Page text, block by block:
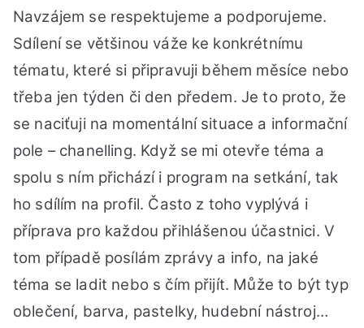
Navzájem se respektujeme a podporujeme.
Sdílení se většinou váže ke konkrétnímu
tématu, které si připravuji během měsíce nebo
třeba jen týden či den předem. Je to proto, že
se naciťuji na momentální situace a informační
pole – chanelling. Když se mi otevře téma a
spolu s ním přichází i program na setkání, tak
ho sdílím na profil. Často z toho vyplývá i
příprava pro každou přihlášenou účastnici. V
tom případě posílám zprávy a info, na jaké
téma se ladit nebo s čím přijít. Může to být typ
oblečení, barva, pastelky, hudební nástroj…